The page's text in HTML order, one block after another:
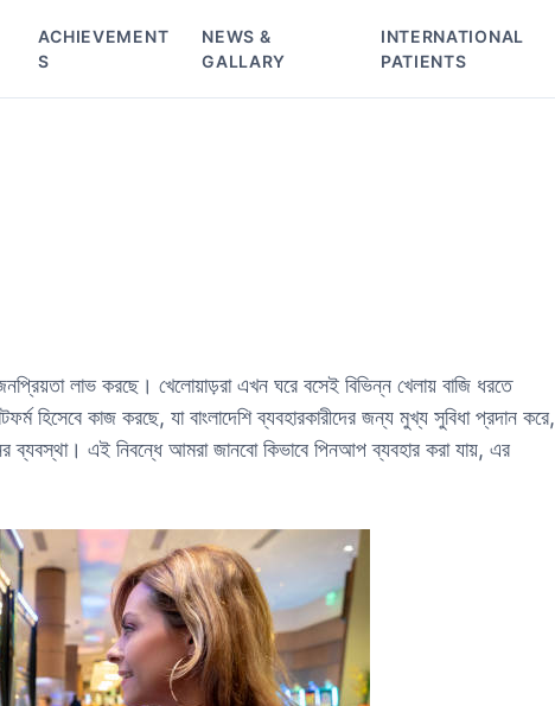
ACHIEVEMENT
S
NEWS &
GALLARY
INTERNATIONAL
PATIENTS
লাভ করছে। খেলোয়াড়রা এখন ঘরে বসেই বিভিন্ন খেলায় বাজি ধরতে
হিসেবে কাজ করছে, যা বাংলাদেশি ব্যবহারকারীদের জন্য মুখ্য সুবিধা প্রদান করে,
ব্যবস্থা। এই নিবন্ধে আমরা জানবো কিভাবে পিনআপ ব্যবহার করা যায়, এর